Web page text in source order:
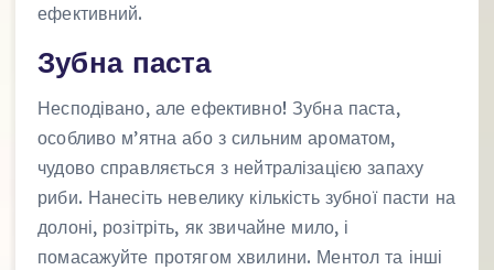
ефективний.
Зубна паста
Несподівано, але ефективно! Зубна паста,
особливо м’ятна або з сильним ароматом,
чудово справляється з нейтралізацією запаху
риби. Нанесіть невелику кількість зубної пасти на
долоні, розітріть, як звичайне мило, і
помасажуйте протягом хвилини. Ментол та інші